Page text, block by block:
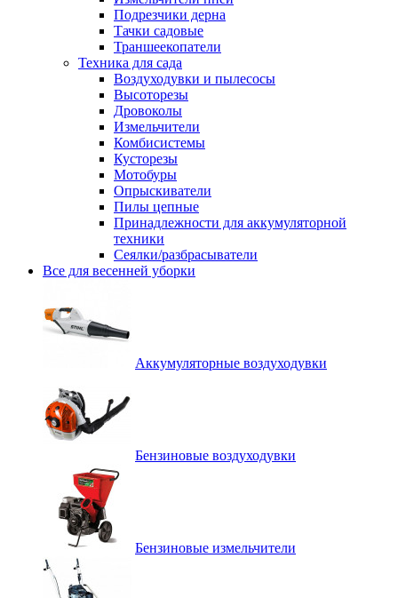
Подрезчики дерна
Тачки садовые
Траншеекопатели
Техника для сада
Воздуходувки и пылесосы
Высоторезы
Дровоколы
Измельчители
Комбисистемы
Кусторезы
Мотобуры
Опрыскиватели
Пилы цепные
Принадлежности для аккумуляторной
техники
Сеялки/разбрасыватели
Все для весенней уборки
Аккумуляторные воздуходувки
Бензиновые воздуходувки
Бензиновые измельчители